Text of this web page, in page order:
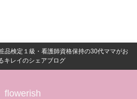
検定１級・看護師資格保持の30代ママがお
キレイのシェアブログ
flowerish